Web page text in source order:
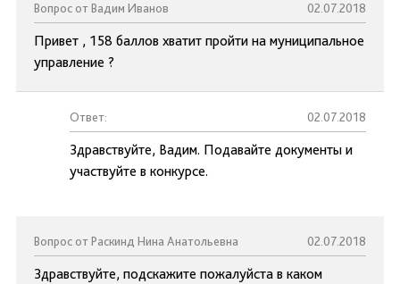
Вопрос от Вадим Иванов 02.07.2018
Привет , 158 баллов хватит пройти на муниципальное
управление ?
Ответ: 02.07.2018
Здравствуйте, Вадим. Подавайте документы и
участвуйте в конкурсе.
Вопрос от Раскинд Нина Анатольевна 02.07.2018
Здравствуйте, подскажите пожалуйста в каком